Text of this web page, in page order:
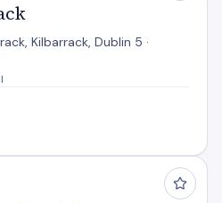
Kilbarrack, Dublin 5 ·
National School Foxfield